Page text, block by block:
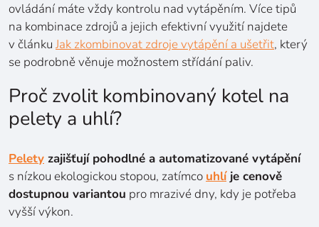
ovládání máte vždy kontrolu nad vytápěním. Více tipů
na kombinace zdrojů a jejich efektivní využití najdete
v článku Jak zkombinovat zdroje vytápění a ušetřit, který
se podrobně věnuje možnostem střídání paliv.
Proč zvolit kombinovaný kotel na
pelety a uhlí?
Pelety zajišťují pohodlné a automatizované vytápění
s nízkou ekologickou stopou, zatímco uhlíje cenově
dostupnou variantou pro mrazivé dny, kdy je potřeba
vyšší výkon.